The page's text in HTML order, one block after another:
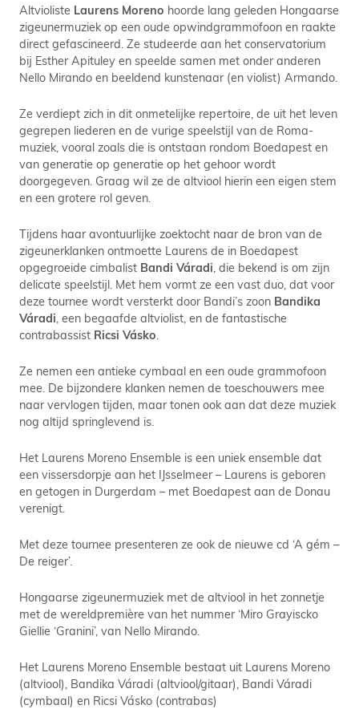
Altvioliste Laurens Moreno hoorde lang geleden Hongaarse
zigeunermuziek op een oude opwindgrammofoon en raakte
direct gefascineerd. Ze studeerde aan het conservatorium
bij Esther Apituley en speelde samen met onder anderen
Nello Mirando en beeldend kunstenaar (en violist) Armando.
Ze verdiept zich in dit onmetelijke repertoire, de uit het leven
gegrepen liederen en de vurige speelstijl van de Roma-
muziek, vooral zoals die is ontstaan rondom Boedapest en
van generatie op generatie op het gehoor wordt
doorgegeven. Graag wil ze de altviool hierin een eigen stem
en een grotere rol geven.
Tijdens haar avontuurlijke zoektocht naar de bron van de
zigeunerklanken ontmoette Laurens de in Boedapest
opgegroeide cimbalist Bandi Váradi , die bekend is om zijn
delicate speelstijl. Met hem vormt ze een vast duo, dat voor
deze tournee wordt versterkt door Bandi’s zoon Bandika
Váradi , een begaafde altviolist, en de fantastische
contrabassist Ricsi Vásko
Ze nemen een antieke cymbaal en een oude grammofoon
mee. De bijzondere klanken nemen de toeschouwers mee
naar vervlogen tijden, maar tonen ook aan dat deze muziek
nog altijd springlevend is.
Het Laurens Moreno Ensemble is een uniek ensemble dat
een vissersdorpje aan het IJsselmeer – Laurens is geboren
en getogen in Durgerdam – met Boedapest aan de Donau
verenigt.
Met deze tournee presenteren ze ook de nieuwe cd ‘A gém –
De reiger’.
Hongaarse zigeunermuziek met de altviool in het zonnetje
met de wereldpremière van het nummer ‘Miro Grayiscko
Giellie ‘Granini’, van Nello Mirando.
Het Laurens Moreno Ensemble bestaat uit Laurens Moreno
(altviool), Bandika Váradi (altviool/gitaar), Bandi Váradi
(cymbaal) en Ricsi Vásko (contrabas)